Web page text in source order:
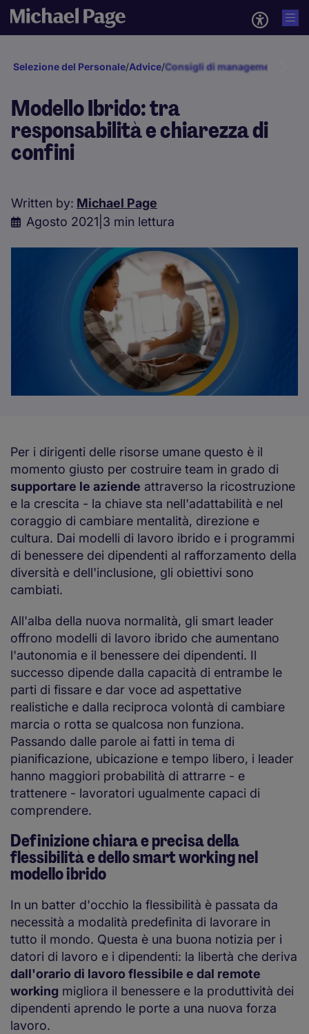
Selezione del Personale/Advice/Consigli di management
Modello Ibrido: tra
responsabilità e chiarezza di
confini
Written by: Michael Page
Agosto 2021 3 min lettura
Per i dirigenti delle risorse umane questo è il
momento giusto per costruire team in grado di
supportare le aziende attraverso la ricostruzione
e la crescita - la chiave sta nell'adattabilità e nel
coraggio di cambiare mentalità, direzione e
cultura. Dai modelli di lavoro ibrido e i programmi
di benessere dei dipendenti al rafforzamento della
diversità e dell'inclusione, gli obiettivi sono
cambiati.
All'alba della nuova normalità, gli smart leader
offrono modelli di lavoro ibrido che aumentano
l'autonomia e il benessere dei dipendenti. Il
successo dipende dalla capacità di entrambe le
parti di fissare e dar voce ad aspettative
realistiche e dalla reciproca volontà di cambiare
marcia o rotta se qualcosa non funziona.
Passando dalle parole ai fatti in tema di
pianificazione, ubicazione e tempo libero, i leader
hanno maggiori probabilità di attrarre - e
trattenere - lavoratori ugualmente capaci di
comprendere.
Definizione chiara e precisa della
flessibilità e dello smart working nel
modello ibrido
In un batter d'occhio la flessibilità è passata da
necessità a modalità predefinita di lavorare in
tutto il mondo. Questa è una buona notizia per i
datori di lavoro e i dipendenti: la libertà che deriva
dall'orario di lavoro flessibile e dal remote
working migliora il benessere e la produttività dei
dipendenti aprendo le porte a una nuova forza
lavoro.